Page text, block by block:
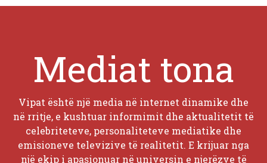
Mediat tona
Vipat është një media në internet dinamike dhe
në rritje, e kushtuar informimit dhe aktualitetit të
celebriteteve, personaliteteve mediatike dhe
emisioneve televizive të realitetit. E krijuar nga
një ekip i apasionuar në universin e njerëzve të